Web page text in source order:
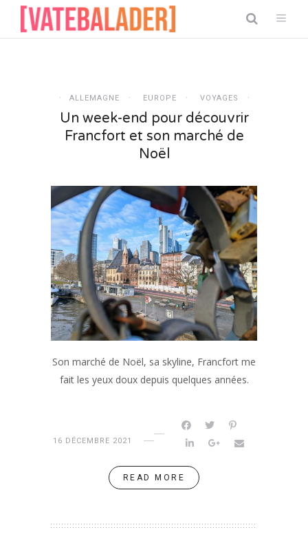
ALLEMAGNE EUROPE VOYAGES
Un week-end pour découvrir
Francfort et son marché de
Noël
Son marché de Noël, sa skyline, Francfort me
fait les yeux doux depuis quelques années.
16 DÉCEMBRE 2021
READ MORE